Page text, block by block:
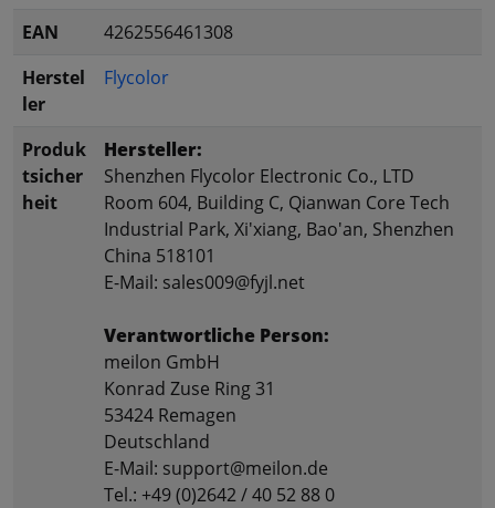
EAN
4262556461308
Herstel
ler
Flycolor
Produk
tsicher
heit
Hersteller:
Shenzhen Flycolor Electronic Co., LTD
Room 604, Building C, Qianwan Core Tech
Industrial Park, Xi'xiang, Bao'an, Shenzhen
China 518101
E-Mail: sales009@fyjl.net
Verantwortliche Person:
meilon GmbH
Konrad Zuse Ring 31
53424 Remagen
Deutschland
E-Mail: support@meilon.de
Tel.: +49 (0)2642 / 40 52 88 0